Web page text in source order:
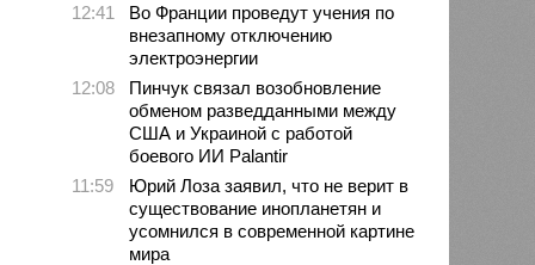
12:41
Во Франции проведут учения по
внезапному отключению
электроэнергии
12:08
Пинчук связал возобновление
обменом разведданными между
США и Украиной с работой
боевого ИИ Palantir
11:59
Юрий Лоза заявил, что не верит в
существование инопланетян и
усомнился в современной картине
мира